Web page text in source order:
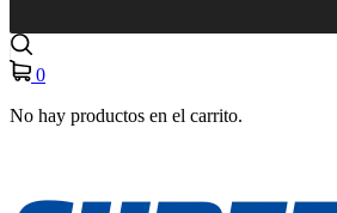
0
No hay productos en el carrito.